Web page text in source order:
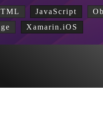
JavaScript
Xamarin.iOS